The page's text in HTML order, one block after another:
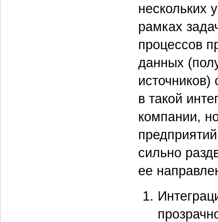
нескольких
рамках
процессов
данных
в такой
компании,
сильно
ее